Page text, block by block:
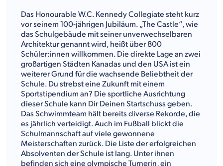
Das Honourable W.C. Kennedy Collegiate steht kurz
vor seinem 100-jährigen Jubiläum. „The Castle“, wie
das Schulgebäude mit seiner unverwechselbaren
Architektur genannt wird, heißt über 800
Schüler:innen willkommen. Die direkte Lage an zwei
großartigen Städten Kanadas und den USA ist ein
weiterer Grund für die wachsende Beliebtheit der
Schule. Du strebst eine Zukunft mit einem
Sportstipendium an? Die sportliche Ausrichtung
dieser Schule kann Dir Deinen Startschuss geben.
Das Schwimmteam hält bereits diverse Rekorde, die
es jährlich verteidigt. Auch im Fußball blickt die
Schulmannschaft auf viele gewonnene
Meisterschaften zurück. Die Liste der erfolgreichen
Absolventen der Schule ist lang. Unter ihnen
befinden sich eine olympische Turnerin, ein